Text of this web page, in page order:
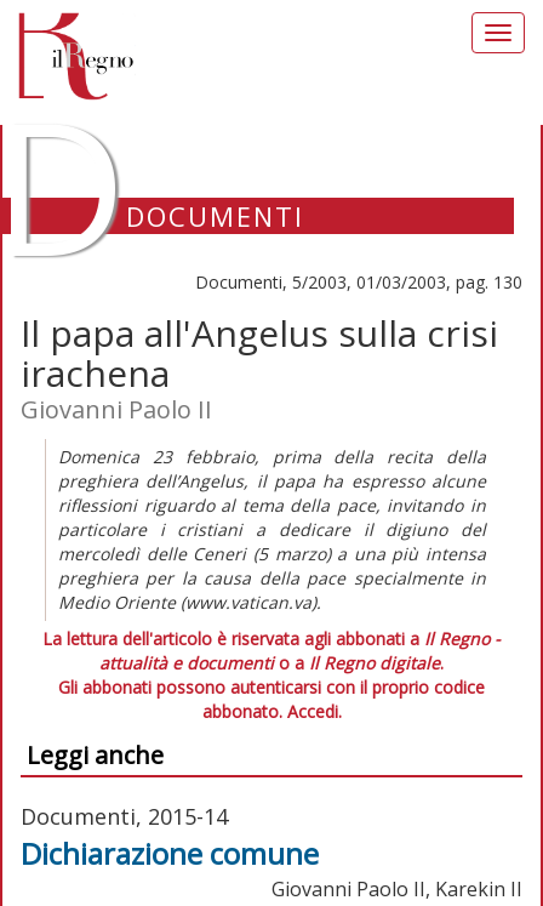
DOCUMENTI
Documenti, 5/2003, 01/03/2003, pag. 130
Il papa all'Angelus sulla crisi
irachena
Giovanni Paolo II
Domenica 23 febbraio, prima della recita della
preghiera dell’Angelus, il papa ha espresso alcune
riflessioni riguardo al tema della pace, invitando in
particolare i cristiani a dedicare il digiuno del
mercoledì delle Ceneri (5 marzo) a una più intensa
preghiera per la causa della pace specialmente in
Medio Oriente (www.vatican.va).
La lettura dell'articolo è riservata agli abbonati a Il Regno -
attualità e documentio a Il Regno digitale.
Gli abbonati possono autenticarsi con il proprio codice
abbonato. Accedi.
Leggi anche
Documenti, 2015-14
Dichiarazione comune
Giovanni Paolo II, Karekin II